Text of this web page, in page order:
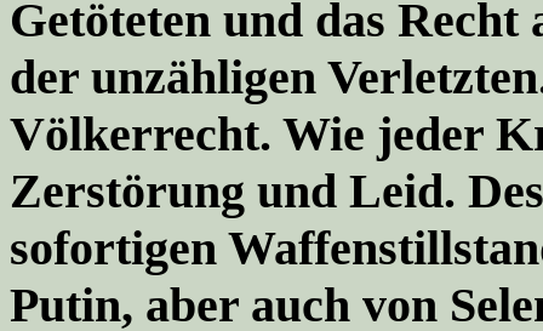
Getöteten und das
der unzähligen
Völkerrecht. Wie jeder
Zerstörung und Leid.
sofortigen
Putin, aber auch von